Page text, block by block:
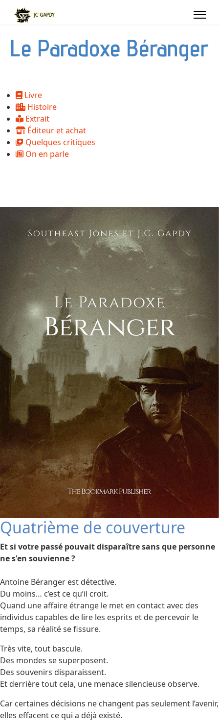
Le Paradoxe Béranger
Livre
Histoire
Extrait
Éditeur et achat
Quelques critiques
On en parle
Quatrième de couverture
Et si votre passé pouvait disparaître sans que personne
ne s'en souvienne ?
Antoine Béranger est détective.
Du moins… c’est ce qu’il croit.
Quand une affaire étrange le met en contact avec des
individus capables de lire les esprits et de percevoir le
temps, sa réalité se fissure.
Très vite, tout bascule.
Des mondes se superposent.
Des souvenirs disparaissent.
Et derrière tout cela, une menace silencieuse observe.
Car certaines décisions ne changent pas seulement l’avenir,
elles effacent ce qui a déjà existé.